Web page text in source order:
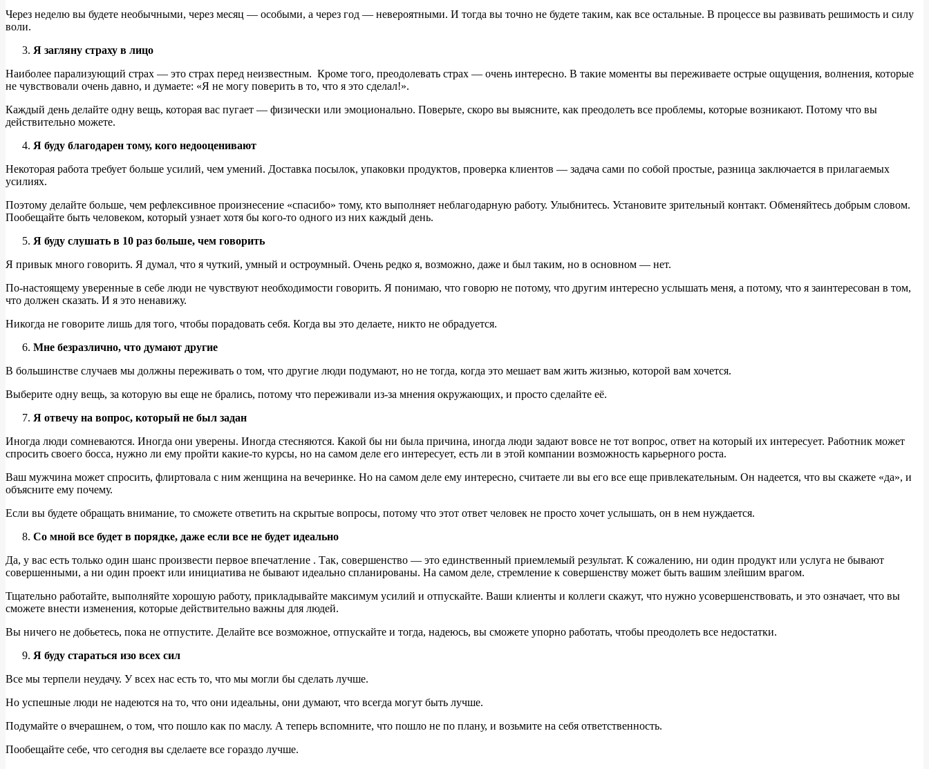
Через неделю вы будете необычными, через месяц — особыми, а через год — невероятными. И тогда вы точно не будете таким, как все остальные. В процессе вы развивать решимость и силу
воли.
Я загляну страху в лицо
Наиболее парализующий страх — это страх перед неизвестным. Кроме того, преодолевать страх — очень интересно. В такие моменты вы переживаете острые ощущения, волнения, которые
не чувствовали очень давно, и думаете: «Я не могу поверить в то, что я это сделал!».
Каждый день делайте одну вещь, которая вас пугает — физически или эмоционально. Поверьте, скоро вы выясните, как преодолеть все проблемы, которые возникают. Потому что вы
действительно можете.
Я буду благодарен тому, кого недооценивают
Некоторая работа требует больше усилий, чем умений. Доставка посылок, упаковки продуктов, проверка клиентов — задача сами по собой простые, разница заключается в прилагаемых
усилиях.
Поэтому делайте больше, чем рефлексивное произнесение «спасибо» тому, кто выполняет неблагодарную работу. Улыбнитесь. Установите зрительный контакт. Обменяйтесь добрым словом.
Пообещайте быть человеком, который узнает хотя бы кого-то одного из них каждый день.
Я буду слушать в 10 раз больше, чем говорить
Я привык много говорить. Я думал, что я чуткий, умный и остроумный. Очень редко я, возможно, даже и был таким, но в основном — нет.
По-настоящему уверенные в себе люди не чувствуют необходимости говорить. Я понимаю, что говорю не потому, что другим интересно услышать меня, а потому, что я заинтересован в том,
что должен сказать. И я это ненавижу.
Никогда не говорите лишь для того, чтобы порадовать себя. Когда вы это делаете, никто не обрадуется.
Мне безразлично, что думают другие
В большинстве случаев мы должны переживать о том, что другие люди подумают, но не тогда, когда это мешает вам жить жизнью, которой вам хочется.
Выберите одну вещь, за которую вы еще не брались, потому что переживали из-за мнения окружающих, и просто сделайте её.
Я отвечу на вопрос, который не был задан
Иногда люди сомневаются. Иногда они уверены. Иногда стесняются. Какой бы ни была причина, иногда люди задают вовсе не тот вопрос, ответ на который их интересует. Работник может
спросить своего босса, нужно ли ему пройти какие-то курсы, но на самом деле его интересует, есть ли в этой компании возможность карьерного роста.
Ваш мужчина может спросить, флиртовала с ним женщина на вечеринке. Но на самом деле ему интересно, считаете ли вы его все еще привлекательным. Он надеется, что вы скажете «да», и
объясните ему почему.
Если вы будете обращать внимание, то сможете ответить на скрытые вопросы, потому что этот ответ человек не просто хочет услышать, он в нем нуждается.
Со мной все будет в порядке, даже если все не будет идеально
Да, у вас есть только один шанс произвести первое впечатление . Так, совершенство — это единственный приемлемый результат. К сожалению, ни один продукт или услуга не бывают
совершенными, а ни один проект или инициатива не бывают идеально спланированы. На самом деле, стремление к совершенству может быть вашим злейшим врагом.
Тщательно работайте, выполняйте хорошую работу, прикладывайте максимум усилий и отпускайте. Ваши клиенты и коллеги скажут, что нужно усовершенствовать, и это означает, что вы
сможете внести изменения, которые действительно важны для людей.
Вы ничего не добьетесь, пока не отпустите. Делайте все возможное, отпускайте и тогда, надеюсь, вы сможете упорно работать, чтобы преодолеть все недостатки.
Я буду стараться изо всех сил
Все мы терпели неудачу. У всех нас есть то, что мы могли бы сделать лучше.
Но успешные люди не надеются на то, что они идеальны, они думают, что всегда могут быть лучше.
Подумайте о вчерашнем, о том, что пошло как по маслу. А теперь вспомните, что пошло не по плану, и возьмите на себя ответственность.
Пообещайте себе, что сегодня вы сделаете все гораздо лучше.